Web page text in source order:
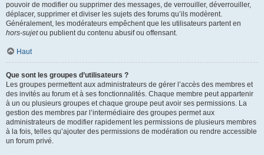
pouvoir de modifier ou supprimer des messages, de verrouiller, déverrouiller,
déplacer, supprimer et diviser les sujets des forums qu’ils modèrent.
Généralement, les modérateurs empêchent que les utilisateurs partent en
hors-sujetou publient du contenu abusif ou offensant.
Haut
Que sont les groupes d’utilisateurs ?
Les groupes permettent aux administrateurs de gérer l’accès des membres et
des invités au forum et à ses fonctionnalités. Chaque membre peut appartenir
à un ou plusieurs groupes et chaque groupe peut avoir ses permissions. La
gestion des membres par l’intermédiaire des groupes permet aux
administrateurs de modifier rapidement les permissions de plusieurs membres
à la fois, telles qu’ajouter des permissions de modération ou rendre accessible
un forum privé.